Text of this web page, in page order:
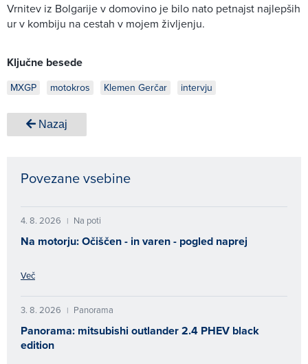
Vrnitev iz Bolgarije v domovino je bilo nato petnajst najlepših
ur v kombiju na cestah v mojem življenju.
Ključne besede
MXGP motokros Klemen Gerčar intervju
Nazaj
Povezane vsebine
4. 8. 2026 | Na poti
Na motorju: Očiščen - in varen - pogled naprej
Več
3. 8. 2026 | Panorama
Panorama: mitsubishi outlander 2.4 PHEV black
edition